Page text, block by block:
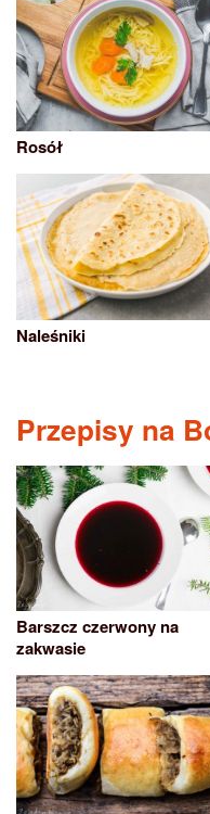
Rosół
Naleśniki
Przepisy na
Barszcz czerwony na
zakwasie